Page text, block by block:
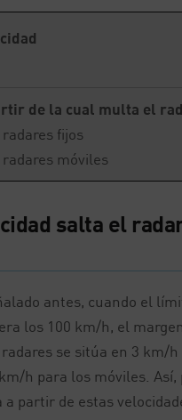
de la cual multa el
fijos
móviles
salta el
antes, cuando el
los 100 km/h, el
se sitúa en 3 km/
h para los móviles. Así,
partir de estas